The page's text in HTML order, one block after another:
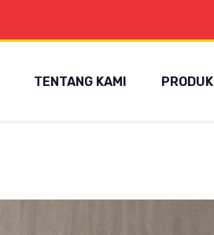
TENTANG KAMI PRODUK